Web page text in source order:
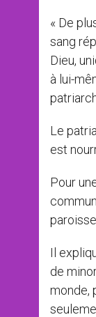
« De
sang
Dieu,
à lui-
Le
est
Pour
Il
de
monde,